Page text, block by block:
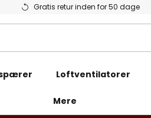
Gratis retur inden for 50 dage
Loftventilatorer
Mere